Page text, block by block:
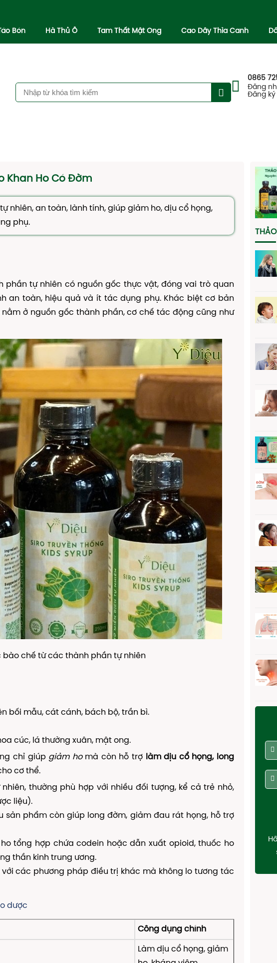
Bón Hà Thủ Ô Tam Thất Mật Ong Cao Dây Thìa Canh
0865
Đăng
Đăng ký
Khan Ho Có Đờm
nhiên, an toàn, lành tính, giúp giảm ho, dịu cổ họng,
phụ.
phần tự nhiên có nguồn gốc thực vật, đóng vai trò quan
an toàn, hiệu quả và ít tác dụng phụ. Khác biệt cơ bản
ở nguồn gốc thành phần, cơ chế tác động cũng như
bào chế từ các thành phần tự nhiên
bối mẫu, cát cánh, bách bộ, trần bì.
cúc, lá thường xuân, mật ong.
chỉ giúp giảm homà còn hỗ trợ làm dịu cổ họng, long
cơ thể.
thường phù hợp với nhiều đối tượng, kể cả trẻ nhỏ,
liệu).
sản phẩm còn giúp long đờm, giảm đau rát họng, hỗ trợ
tổng hợp chứa codein hoặc dẫn xuất opioid, thuốc ho
thần kinh trung ương.
với các phương pháp điều trị khác mà không lo tương tác
dược
Công dụng chính
Làm dịu cổ họng, giảm